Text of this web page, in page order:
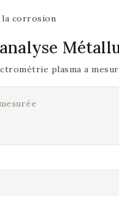
la corrosion
plasma a